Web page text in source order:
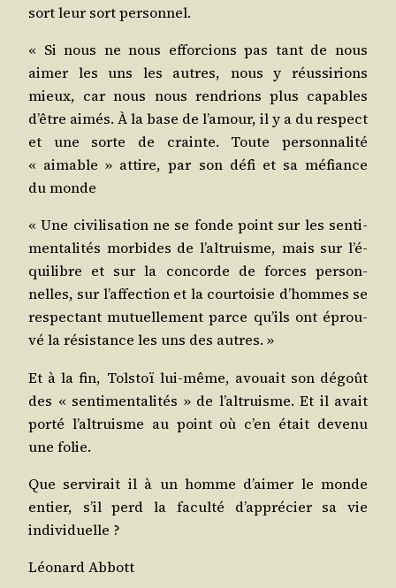
sort leur sort personnel.
« Si nous ne nous effor­cions pas tant de nous
aimer les uns les autres, nous y réus­si­rions
mieux, car nous nous ren­drions plus capables
d’être aimés. À la base de l’a­mour, il y a du res­pect
et une sorte de crainte. Toute per­son­na­li­té
« aimable » attire, par son défi et sa méfiance
du monde
« Une civi­li­sa­tion ne se fonde point sur les sen­ti­
men­ta­li­tés mor­bides de l’al­truisme, mais sur l’é­
qui­libre et sur la concorde de forces per­son­
nelles, sur l’af­fec­tion et la cour­toi­sie d’hommes se
res­pec­tant mutuel­le­ment parce qu’ils ont éprou­
vé la résis­tance les uns des autres. »
Et à la fin, Tol­stoï lui-même, avouait son dégoût
des « sen­ti­men­ta­li­tés » de l’al­truisme. Et il avait
por­té l’al­truisme au point où c’en était deve­nu
une folie.
Que ser­vi­rait il à un homme d’ai­mer le monde
entier, s’il perd la facul­té d’ap­pré­cier sa vie
individuelle ?
Léo­nard Abbott